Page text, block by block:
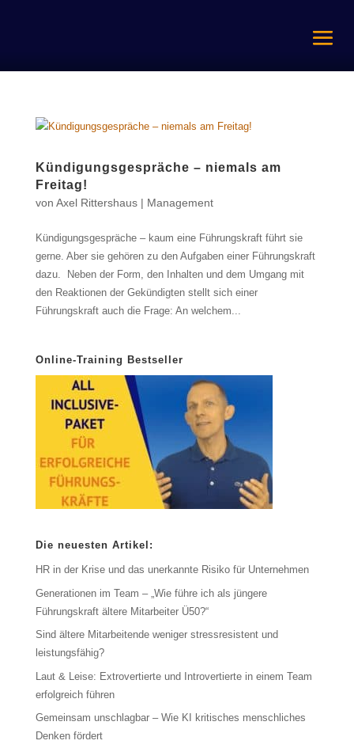
Kündigungsgespräche – niemals am
Freitag!
von Axel Rittershaus| Management
Kündigungsgespräche – kaum eine Führungskraft führt sie
gerne. Aber sie gehören zu den Aufgaben einer Führungskraft
dazu. Neben der Form, den Inhalten und dem Umgang mit
den Reaktionen der Gekündigten stellt sich einer
Führungskraft auch die Frage: An welchem...
Online-Training Bestseller
Die neuesten Artikel:
HR in der Krise und das unerkannte Risiko für Unternehmen
Generationen im Team – „Wie führe ich als jüngere
Führungskraft ältere Mitarbeiter Ü50?“
Sind ältere Mitarbeitende weniger stressresistent und
leistungsfähig?
Laut & Leise: Extrovertierte und Introvertierte in einem Team
erfolgreich führen
Gemeinsam unschlagbar – Wie KI kritisches menschliches
Denken fördert